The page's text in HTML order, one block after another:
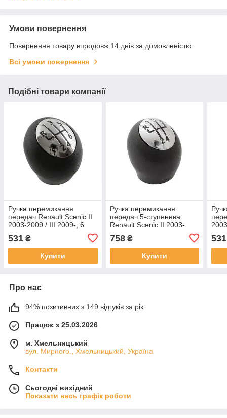
Умови повернення
Повернення товару впродовж 14 днів за домовленістю
Всі умови повернення
Подібні товари компанії
Ручка перемикання
передач Renault Scenic II
2003-2009 / III 2009-, 6
передач, чорний + хром,
арт. DA-13073
531 ₴
Купити
Ручка перемикання
передач 5-ступенева
Renault Scenic II 2003-
чорна з хромом
758₴
Купити
арт.
531
Про нас
94% позитивних з 149 відгуків за рік
Працює з 25.03.2026
м. Хмельницький
вул. Мирного., Хмельницький, Україна
Контакти
Сьогодні вихідний
Показати весь графік роботи